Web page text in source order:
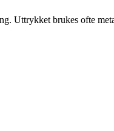
Uttrykket brukes ofte